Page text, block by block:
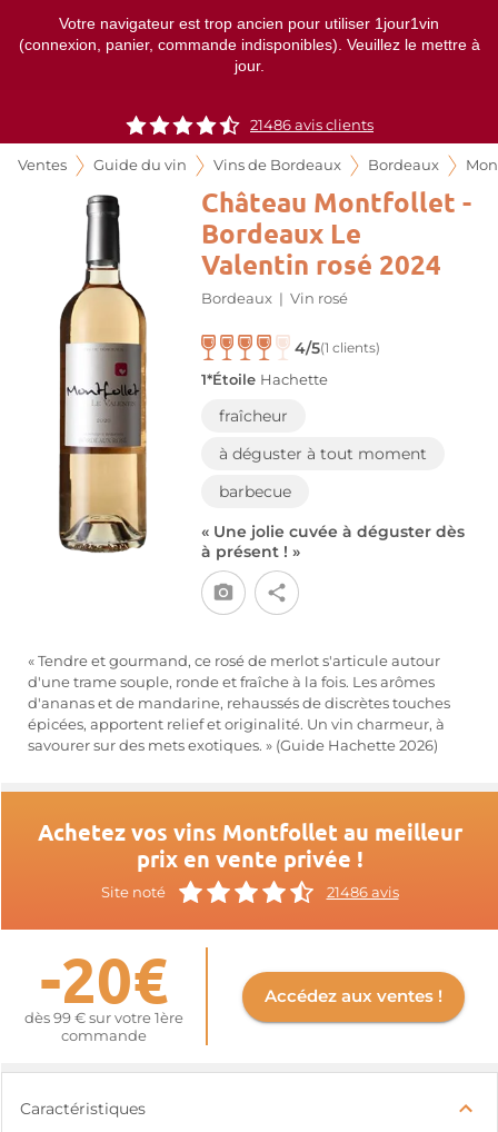
Votre navigateur est trop ancien pour utiliser 1jour1vin
(connexion, panier, commande indisponibles). Veuillez le mettre à
jour.
21486 avis clients
Ventes Guide du vin Vins de Bordeaux Bordeaux
Château Montfollet -
Bordeaux Le
Valentin rosé 2024
Bordeaux | Vin rosé
4/5(1 clients)
1*Étoile Hachette
fraîcheur
à déguster à tout moment
barbecue
« Une jolie cuvée à déguster dès
à présent ! »
« Tendre et gourmand, ce rosé de merlot s'articule autour
d'une trame souple, ronde et fraîche à la fois. Les arômes
d'ananas et de mandarine, rehaussés de discrètes touches
épicées, apportent relief et originalité. Un vin charmeur, à
savourer sur des mets exotiques. » (Guide Hachette 2026)
Achetez vos vins Montfollet au meilleur
prix en vente privée !
Site noté 21486 avis
-20€
dès 99 € sur votre 1ère
commande
Accédez aux ventes !
Caractéristiques